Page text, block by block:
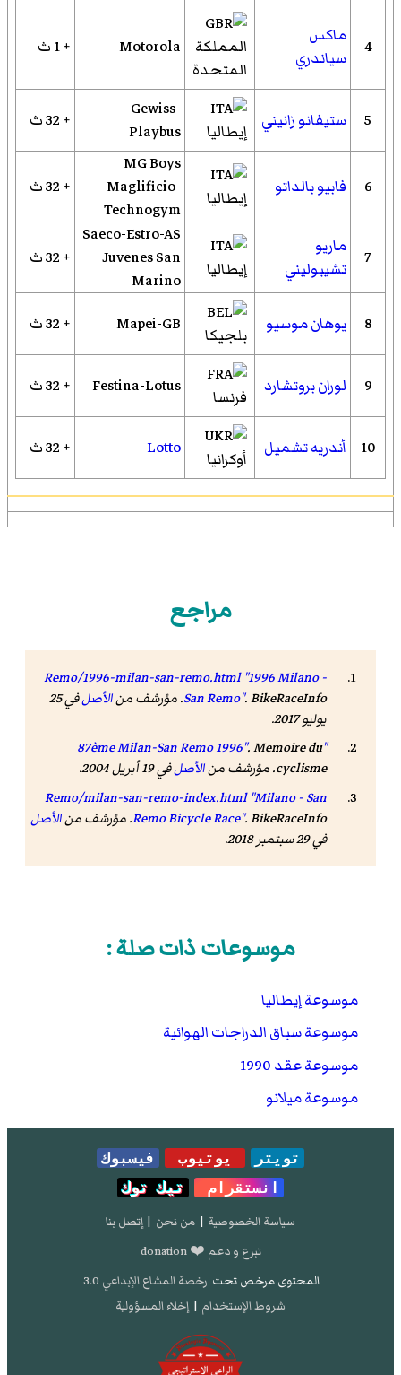
4
ماكس
سياندري
المملكة
المتحدة
Motorola + 1 ث
5 ستيفانو زانيني إيطاليا
Gewiss-
Playbus
+ 32 ث
6 فابيو بالداتو إيطاليا
MG Boys
Maglificio-
Technogym
+ 32 ث
7
ماريو
تشيبوليني
إيطاليا
Saeco-Estro-AS
Juvenes San
Marino
+ 32 ث
8 يوهان موسيو بلجيكا Mapei-GB + 32 ث
9 لوران بروتشارد فرنسا Festina-Lotus + 32 ث
10 أندريه تشميل أوكرانيا Lotto + 32 ث
مراجع
Remo/1996-milan-san-remo.html "1996 Milano -
San Remo".BikeRaceInfo . مؤرشف منالأصل
في 25
يوليو 2017
.
"87ème Milan-San Remo 1996"
.Memoire du
cyclisme. مؤرشف منالأصلفي 19 أبريل 2004.
Remo/milan-san-remo-index.html "Milano - San
Remo Bicycle Race".BikeRaceInfo . مؤرشف منالأصل
في 29 سبتمبر 2018
.
موسوعات ذات صلة :
موسوعة إيطاليا
موسوعة سباق الدراجات الهوائية
موسوعة عقد 1990
موسوعة ميلانو
تويتر يوتيوب
فيسبوك
انستقرام
تيك توك
سياسة الخصوصية | من نحن | إتصل بنا
تبرع و دعم ❤️ donation
المحتوى مرخص تحت رخصة المشاع الإبداعي 3.0
شروط الإستخدام | إخلاء المسؤولية